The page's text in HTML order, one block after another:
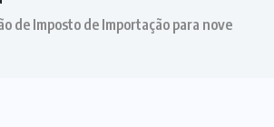
de Imposto de Importação para nove